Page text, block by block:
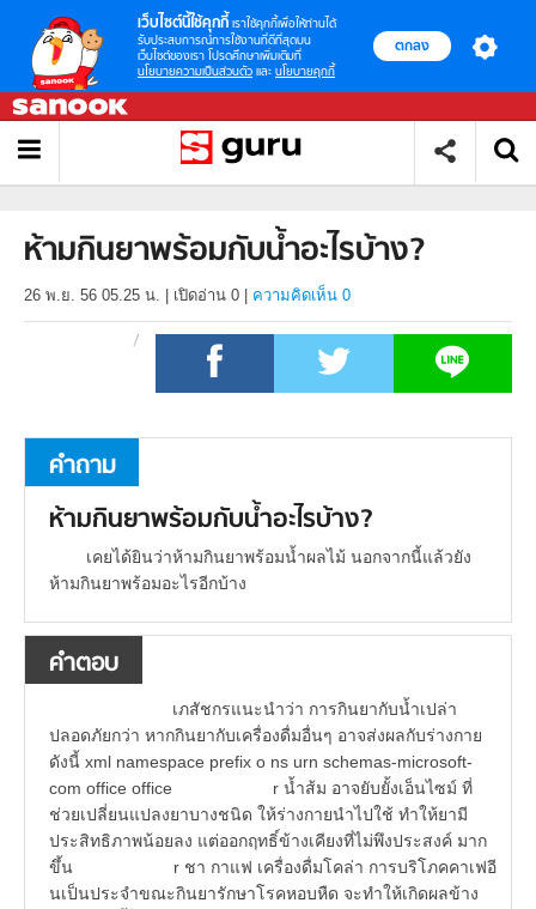
เว็บไซต์นี้ใช้คุกกี้ เราใช้คุกกี้เพื่อให้ท่านได้
รับประสบการณ์การใช้งานที่ดีที่สุดบน
เว็บไซต์ของเรา โปรดศึกษาเพิ่มเติมที่
นโยบายความเป็นส่วนตัว และ นโยบายคุกกี้
ตกลง
ห้ามกินยาพร้อมกับน้ำอะไรบ้าง?
26 พ.ย. 56 05.25 น. เปิดอ่าน 0 ความคิดเห็น 0
คำถาม
ห้ามกินยาพร้อมกับน้ำอะไรบ้าง?
เคยได้ยินว่าห้ามกินยาพร้อมน้ำผลไม้ นอกจากนี้แล้วยัง
ห้ามกินยาพร้อมอะไรอีกบ้าง
คำตอบ
เภสัชกรแนะนำว่า การกินยากับน้ำเปล่า
ปลอดภัยกว่า หากกินยากับเครื่องดื่มอื่นๆ อาจส่งผลกับร่างกาย
ดังนี้ xml namespace prefix o ns urn schemas-microsoft-
com office office r น้ำส้ม อาจยับยั้งเอ็นไซม์ ที่
ช่วยเปลี่ยนแปลงยาบางชนิด ให้ร่างกายนำไปใช้ ทำให้ยามี
ประสิทธิภาพน้อยลง แต่ออกฤทธิ์ข้างเคียงที่ไม่พึงประสงค์ มาก
ขึ้น r ชา กาแฟ เครื่องดื่มโคล่า การบริโภคคาเฟอี
นเป็นประจำขณะกินยารักษาโรคหอบหืด จะทำให้เกิดผลข้าง